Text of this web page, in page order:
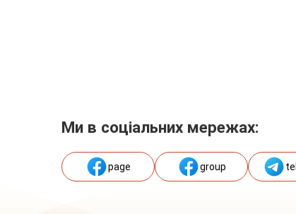
Ми в соціальних мережах:
page group